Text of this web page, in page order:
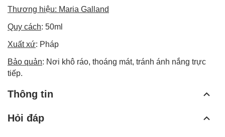
Thương hiệu: Maria Galland
Quy cách: 50ml
Xuất xứ: Pháp
Bảo quản: Nơi khô ráo, thoáng mát, tránh ánh nắng trực
tiếp.
Thông tin
Hỏi đáp